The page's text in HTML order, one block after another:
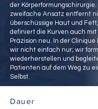
der
zweifache Ansatz entfernt
überschüssige Haut und
definiert die Kurven auch
Präzision neu. In der Clinique
wir nicht einfach nur; wir
wiederherstellen und
Patienten auf dem Weg zu
Selbst.
Dauer